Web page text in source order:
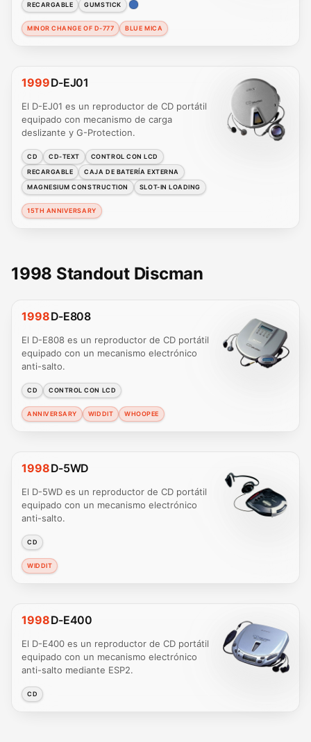
RECARGABLE
GUMSTICK
MINOR CHANGE OF D-777 BLUE MICA
1999D-EJ01
El D-EJ01 es un reproductor de CD portátil
equipado con mecanismo de carga
deslizante y G-Protection.
CD CD-TEXT
CONTROL CON LCD
RECARGABLE
CAJA DE BATERÍA EXTERNA
MAGNESIUM CONSTRUCTION
SLOT-IN LOADING
15TH ANNIVERSARY
1998 Standout Discman
1998D-E808
El D-E808 es un reproductor de CD portátil
equipado con un mecanismo electrónico
anti-salto.
CD CONTROL CON LCD
ANNIVERSARY WIDDIT WHOOPEE
1998D-5WD
El D-5WD es un reproductor de CD portátil
equipado con un mecanismo electrónico
anti-salto.
CD
WIDDIT
1998D-E400
El D-E400 es un reproductor de CD portátil
equipado con un mecanismo electrónico
anti-salto mediante ESP2.
CD